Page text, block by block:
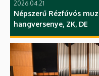
2026.04.21
Népszerű Rézfúvós
hangversenye, ZK, DE